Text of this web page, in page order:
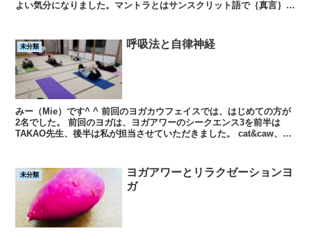
よい気分になりました。マントラとはサンスクリット語で｛真言｝嘘
未分類 呼吸法と自律神経
みー（Mie）です^ ^ 前回のヨガカウフェイスでは、はじめての方が
2名でした。 前回のヨガは、ヨガアワーのシークエンス3を前半は
TAKAO先生、後半は私が担当させていただきました。 cat&caw、プ
未分類
ヨガアワーとリラクゼーションヨ
ガ